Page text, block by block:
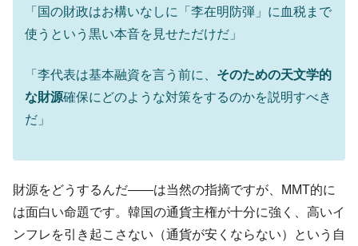
『Money1』
韓国半導体『SKハイニックス』2026年2Qの
業績「史上最高益」当期純利益は前年同期比13.4倍に。
機 ⇒ 10.7兆では損が出るからできない。
『Money1』
【速報】韓国株式市場の暴落・本日07月29
日(水)もサイドカー・サーキットブレイカーの二段コンボ
半分未満しか雇用を生まない
『Money1』
韓国「株式市場が賭博場のように変質した
のは政界の責任だ」
「国の財政はお構いなしに「李在明防弾」に血税まで
使うという黒い本音を見せただけだ」
「李代表は基本融資を言う前に、 そのための天文学的
な財源確保にどのような対策をするのかを説明すべき
だ」
財源をどうするんだ――は当然の指摘ですが、MMT的に
は面白い命題です。韓国の通貨主権が十分に強く、高いイ
ンフレを引き起こさない（通貨が安くならない）という自